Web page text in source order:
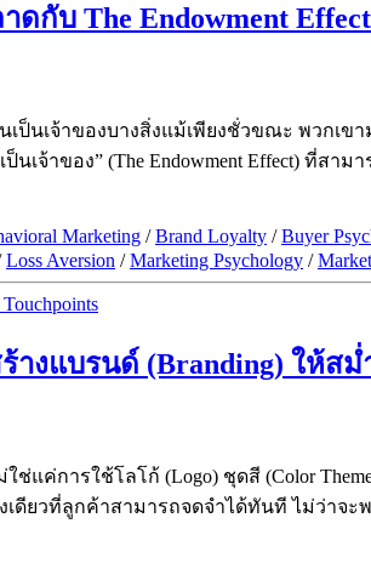
กับ The Endowment
เป็นเจ้าของบางสิ่งแม้เพียงชั่วขณะ พวก
ป็นเจ้าของ” (The Endowment Effect)
Marketing /Brand Loyalty /Buyer
Loss Aversion /Marketing Psychology /
างแบรนด์ (Branding) ให้สม่
แค่การใช้โลโก้ (Logo) ชุดสี (Color
ดียวที่ลูกค้าสามารถจดจำได้ทันที ไม่ว่าจ